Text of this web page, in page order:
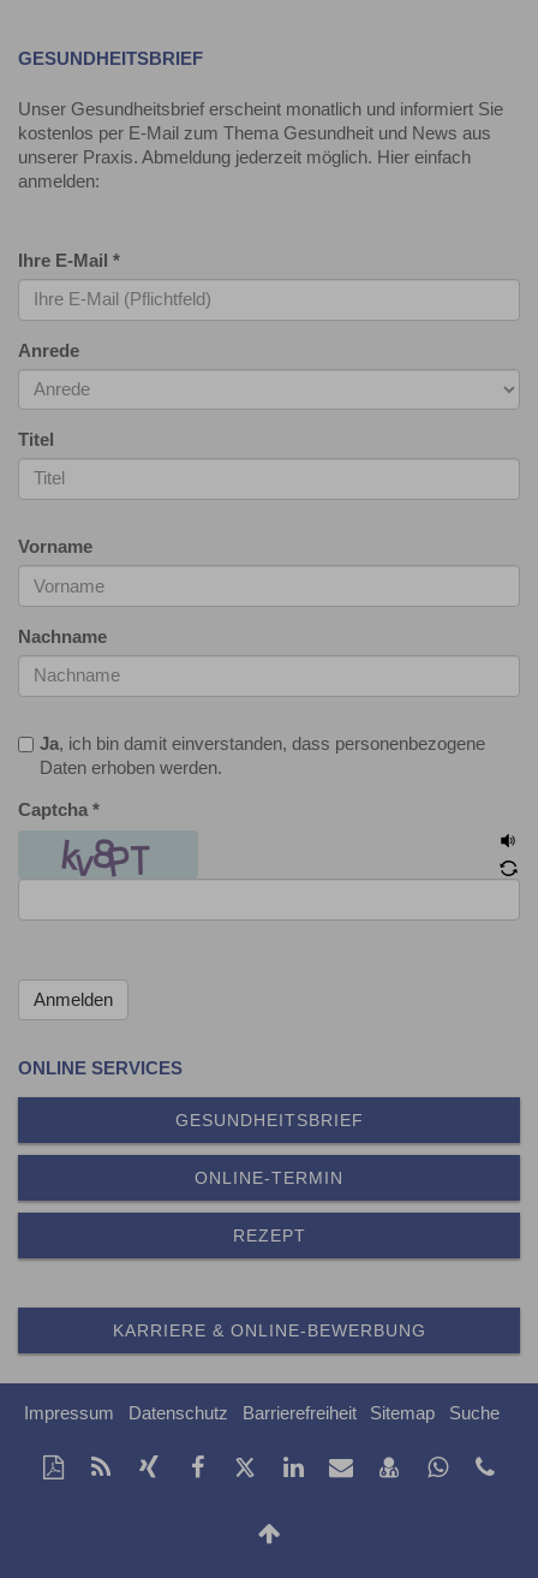
GESUNDHEITSBRIEF
Unser Gesundheitsbrief erscheint monatlich und informiert Sie
kostenlos per E-Mail zum Thema Gesundheit und News aus
unserer Praxis. Abmeldung jederzeit möglich. Hier einfach
anmelden:
Ihre E-Mail *
Anrede
Titel
Vorname
Nachname
Ja, ich bin damit einverstanden, dass personenbezogene
Daten erhoben werden.
Captcha *
ONLINE SERVICES
GESUNDHEITSBRIEF
ONLINE-TERMIN
REZEPT
KARRIERE & ONLINE-BEWERBUNG
Impressum Datenschutz Barrierefreiheit Sitemap Suche
Diese
Seite
RSS-
Feed
Auf
Xing
Auf
Facebook
Auf
Twitter
LinkedIn
Per
Mail
vCard
speichern
Auf
Whatsapp